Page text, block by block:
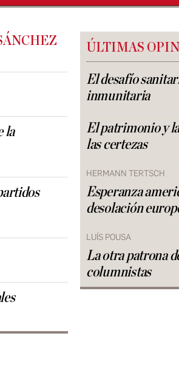
la
ÚLTIMAS
El desafío
inmunitaria
El patrimonio y
las certezas
HERMANN TERTSCH
Esperanza
desolación
LUÍS POUSA
La otra patrona
columnistas